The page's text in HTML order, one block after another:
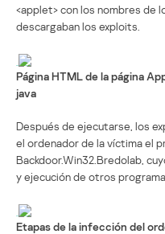
<applet> con los nombres de
descargaban los exploits.
Página HTML de la página
java
Después de ejecutarse, los
el ordenador de la víctima el
Backdoor.Win32.Bredolab,
y ejecución de otros
Etapas de la infección del